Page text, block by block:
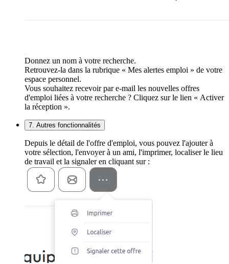
Donnez un nom à votre recherche.
Retrouvez-la dans la rubrique « Mes alertes emploi » de votre
espace personnel.
Vous souhaitez recevoir par e-mail les nouvelles offres
d'emploi liées à votre recherche ? Cliquez sur le lien « Activer
la réception ».
7. Autres fonctionnalités
Depuis le détail de l'offre d'emploi, vous pouvez l'ajouter à
votre sélection, l'envoyer à un ami, l'imprimer, localiser le lieu
de travail et la signaler en cliquant sur :